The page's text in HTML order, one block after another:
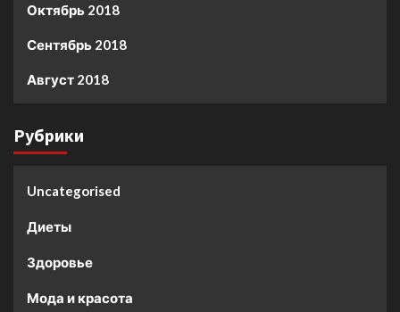
Октябрь 2018
Сентябрь 2018
Август 2018
Рубрики
Uncategorised
Диеты
Здоровье
Мода и красота